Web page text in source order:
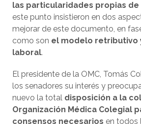
las particularidades propias
este punto insistieron en dos
mejorar de este documento, en
como son el modelo retributivo
laboral.
El presidente de la OMC, Tomás
los senadores su interés y
nuevo la total disposición a la
Organización Médica Colegial
consensos necesarios en todos